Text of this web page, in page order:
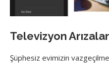
Televizyon
Şüphesiz evimizin